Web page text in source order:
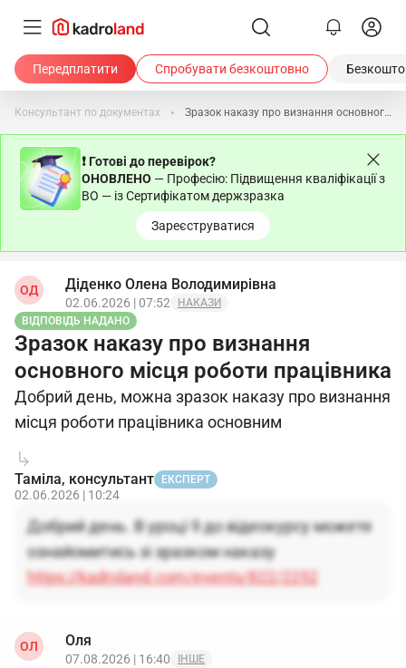
Передплатити Спробувати безкоштовно
Консультант по документах Зразок наказу про визнання основного місця роботи працівника
❗ Готові до перевірок?
ОНОВЛЕНО — Професію: Підвищення кваліфікації з
ВО — із Сертифікатом держзразка
Зареєструватися
ОД Діденко Олена Володимирівна
02.06.2026 | 07:52
НАКАЗИ
ВІДПОВІДЬ НАДАНО
Зразок наказу про визнання
основного місця роботи працівника
Добрий день, можна зразок наказу про визнання
місця роботи працівника основним
Таміла, консультант ЕКСПЕРТ
02.06.2026 | 10:24
Добрий день. В уроці 9 до відеокурсу можете
ознайомитись зі зразком наказу
https://kadroland.com/events/822/2252
ОЛ Оля
07.08.2026 | 16:40
ІНШЕ